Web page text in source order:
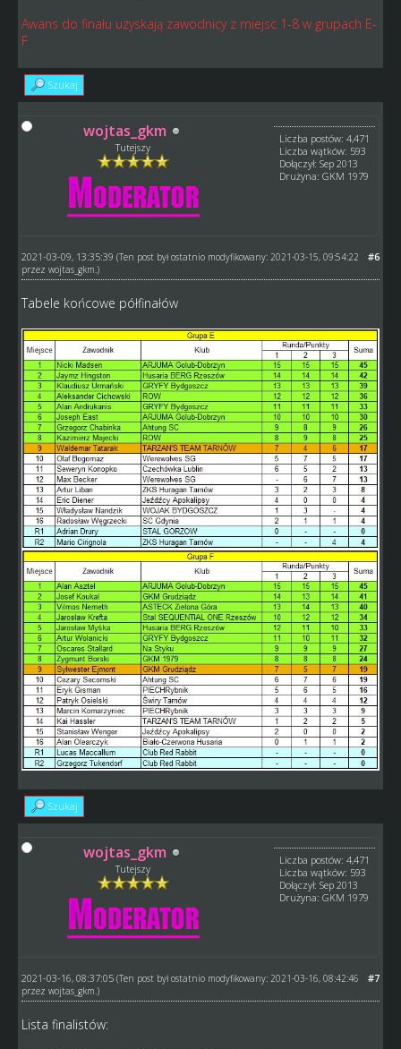
Awans do finału uzyskają zawodnicy z miejsc 1-8 w grupach E-
F
Szukaj
wojtas_gkm
Tutejszy
Liczba postów: 4,471
Liczba wątków: 593
Dołączył: Sep 2013
Drużyna: GKM 1979
#6
2021-03-09, 13:35:39 (Ten post był ostatnio modyfikowany: 2021-03-15, 09:54:22
przez wojtas_gkm.)
Tabele końcowe półfinałów
Szukaj
wojtas_gkm
Tutejszy
Liczba postów: 4,471
Liczba wątków: 593
Dołączył: Sep 2013
Drużyna: GKM 1979
#7
2021-03-16, 08:37:05 (Ten post był ostatnio modyfikowany: 2021-03-16, 08:42:46
przez wojtas_gkm.)
Lista finalistów: